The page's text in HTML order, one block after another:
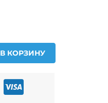
В КОРЗИНУ